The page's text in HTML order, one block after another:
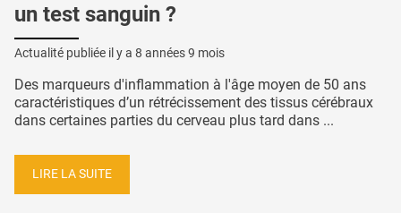
un test sanguin ?
Actualité publiée il y a 8 années 9 mois
Des marqueurs d'inflammation à l'âge moyen de 50 ans
caractéristiques d’un rétrécissement des tissus cérébraux
dans certaines parties du cerveau plus tard dans ...
LIRE LA SUITE